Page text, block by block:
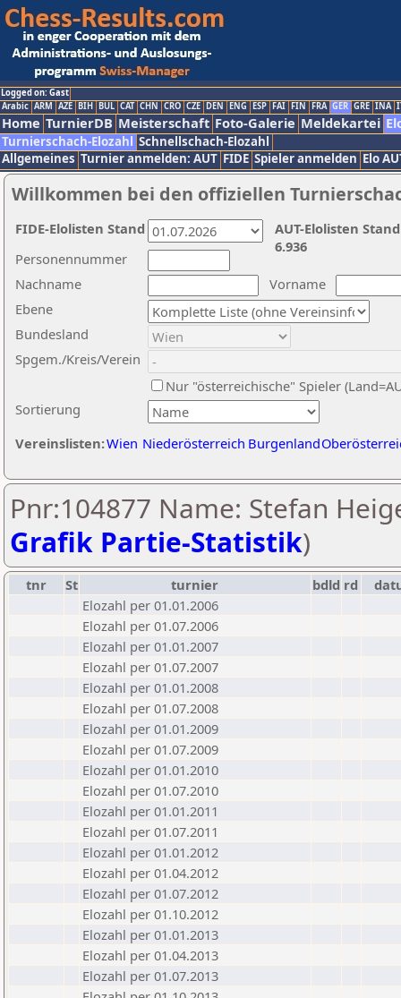
Logged on: Gast
Arabic ARM AZE BIH BUL CAT CHN CRO CZE DEN ENG ESP FAI FIN FRA GER GRE INA
Home TurnierDB Meisterschaft Foto-Galerie Meldekartei
Turnierschach-Elozahl Schnellschach-Elozahl
Allgemeines Turnier anmelden: AUT FIDE Spieler anmelden Elo
Willkommen bei den offiziellen
Nachname
Vorname
Ebene
Sortierung
Personennummer
Bundesland
Spgem./Kreis/Verein
Nur "österreichische" Spieler
Vereinslisten:Wien Niederösterreich Burgenland
AUT-Elolisten
6.936
FIDE-Elolisten Stand
Pnr:104877 Name: Stefan
Grafik Partie-Statistik)
tnr St turnier bdld rd
Elozahl per 01.01.2006
Elozahl per 01.07.2006
Elozahl per 01.01.2007
Elozahl per 01.07.2007
Elozahl per 01.01.2008
Elozahl per 01.07.2008
Elozahl per 01.01.2009
Elozahl per 01.07.2009
Elozahl per 01.01.2010
Elozahl per 01.07.2010
Elozahl per 01.01.2011
Elozahl per 01.07.2011
Elozahl per 01.01.2012
Elozahl per 01.04.2012
Elozahl per 01.07.2012
Elozahl per 01.10.2012
Elozahl per 01.01.2013
Elozahl per 01.04.2013
Elozahl per 01.07.2013